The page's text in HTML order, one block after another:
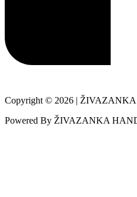
Copyright © 2026 |
Powered By ŽIVAZANKA